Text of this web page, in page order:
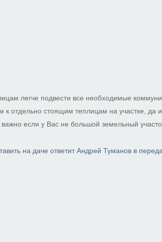
легче подвести все необходимые
отдельно стоящим теплицам на участке, да и
если у Вас не большой земельный
на даче ответит Андрей Туманов в